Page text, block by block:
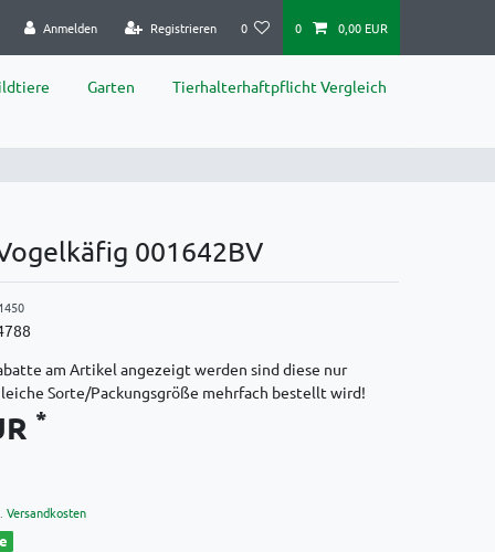
Anmelden Registrieren 0 0 0,00 EUR
Garten Tierhalterhaftpflicht Vergleich
001642BV
am Artikel angezeigt werden sind diese nur
Sorte/Packungsgröße mehrfach bestellt wird!
*
Versandkosten